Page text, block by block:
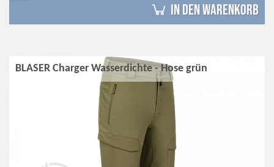
in den Warenkorb
BLASER Charger Wasserdichte - Hose grün